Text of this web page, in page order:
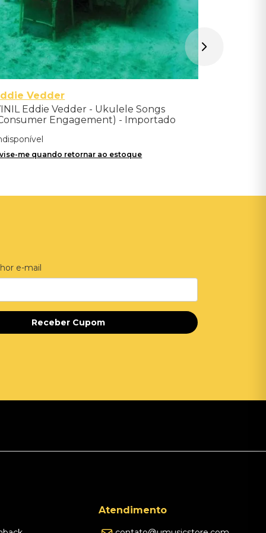
Vedder
Eddie Vedder - Ukulele Songs
Engagement) - Importado
me quando retornar ao estoque
e-mail
Receber Cupom
Atendimento